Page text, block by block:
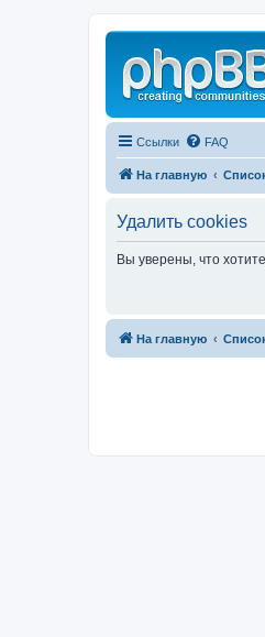
Ссылки FAQ
На главную
Удалить cookies
Вы уверены, что
На главную